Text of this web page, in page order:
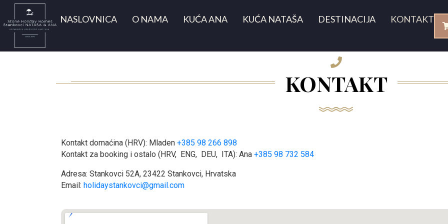
NASLOVNICA O NAMA KUĆA ANA KUĆA NATAŠA DESTINACIJA KONTAKT
KONTAKT
Kontakt domaćina (HRV): Mladen +385 98 266 898
Kontakt za booking i ostalo (HRV, ENG, DEU, ITA): Ana +385 98 732 584
Adresa: Stankovci 52A, 23422 Stankovci, Hrvatska
Email: holidaystankovci@gmail.com